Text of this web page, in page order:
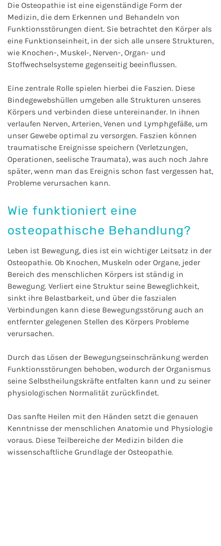
Die Osteopathie ist eine eigenständige Form der
Medizin, die dem Erkennen und Behandeln von
Funktionsstörungen dient. Sie betrachtet den Körper als
eine Funktionseinheit, in der sich alle unsere Strukturen,
wie Knochen-, Muskel-, Nerven-, Organ- und
Stoffwechselsysteme gegenseitig beeinflussen.
Eine zentrale Rolle spielen hierbei die Faszien. Diese
Bindegewebshüllen umgeben alle Strukturen unseres
Körpers und verbinden diese untereinander. In ihnen
verlaufen Nerven, Arterien, Venen und Lymphgefäße, um
unser Gewebe optimal zu versorgen. Faszien können
traumatische Ereignisse speichern (Verletzungen,
Operationen, seelische Traumata), was auch noch Jahre
später, wenn man das Ereignis schon fast vergessen hat,
Probleme verursachen kann.
Wie funktioniert eine
osteopathische Behandlung?
Leben ist Bewegung, dies ist ein wichtiger Leitsatz in der
Osteopathie. Ob Knochen, Muskeln oder Organe, jeder
Bereich des menschlichen Körpers ist ständig in
Bewegung. Verliert eine Struktur seine Beweglichkeit,
sinkt ihre Belastbarkeit, und über die faszialen
Verbindungen kann diese Bewegungsstörung auch an
entfernter gelegenen Stellen des Körpers Probleme
verursachen.
Durch das Lösen der Bewegungseinschränkung werden
Funktionsstörungen behoben, wodurch der Organismus
seine Selbstheilungskräfte entfalten kann und zu seiner
physiologischen Normalität zurückfindet.
Das sanfte Heilen mit den Händen setzt die genauen
Kenntnisse der menschlichen Anatomie und Physiologie
voraus. Diese Teilbereiche der Medizin bilden die
wissenschaftliche Grundlage der Osteopathie.